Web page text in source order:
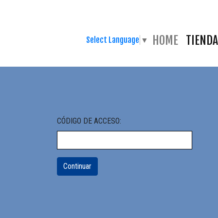
Select Language ▼ HOME TIENDA
CÓDIGO DE ACCESO: